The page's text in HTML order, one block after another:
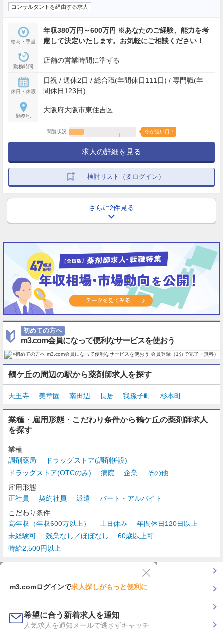
コンサルタントを経由する求人
給与・手当
年収380万円～600万円 ※あなたのご経験、能力を考
慮して決定いたします。お気軽にご相談ください！
勤務時間
店舗の営業時間に準ずる
休日・休暇
日祝 / 週休2日 / 総合職(年間休日111日) / 専門職(年
間休日123日)
勤務地
大阪府大阪市東住吉区
閲覧状況 今が狙い目！
求人の詳細を見る
検討リスト（要ログイン）
さらに2件見る
初めての方へ
m3.com会員になって便利なサービスを使おう
鶴ケ丘の周辺の駅から薬剤師求人を探す
天王寺 美章園 南田辺 長居 我孫子町 杉本町
業種・雇用形態・こだわり条件から鶴ケ丘の薬剤師求人
を探す
業種
調剤薬局
ドラッグストア(調剤併設)
ドラッグストア(OTCのみ)
病院 企業
その他
雇用形態
正社員
契約社員 派遣
パート・アルバイト
こだわり条件
高年収（年収600万以上）
土日休み
年間休日120日以上
未経験可
残業なし／ほぼなし
60歳以上可
時給2,500円以上
m3.comログインで求人探しがもっと便利に
希望に合う新着求人を通知
人気求人を通知メールで逃さずキャッチ
最近チェックした求人一覧
コンサルタントに転職相談